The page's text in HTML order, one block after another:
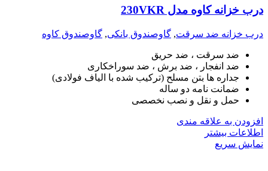
درب خزانه کاوه مدل 230VKR
درب خزانه ضد سرقت, گاوصندوق بانکی, گاوصندوق کاوه
ضد سرقت ، ضد حریق
ضد انفجار ، ضد برش ، ضد سوراخکاری
جداره ها بتن مسلح (ترکیب شده با الیاف فولادی)
ضمانت نامه دو ساله
حمل و نقل و نصب نخصصی
افزودن به علاقه مندی
اطلاعات بیشتر
نمایش سریع